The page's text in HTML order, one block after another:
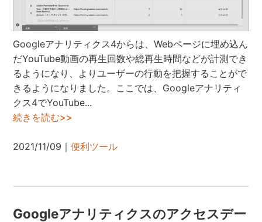
Googleアナリティクス4からは、Webページに埋め込ん
だYouTube動画の再生回数や総再生時間などが計測でき
るようになり、よりユーザーの行動を把握することがで
きるようになりました。ここでは、Googleアナリティ
クス4でYouTube...
続きを読む>>
2021/11/09｜便利ツール
Googleアナリティクスのアクセスデー